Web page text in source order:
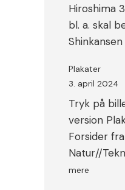
Hiroshima
bl. a. skal
Plakater
3. april 2024
Tryk på
version
Forsider
Natur//
mere